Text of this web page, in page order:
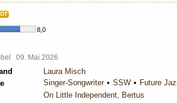
8,0
09. Mai 2026
Laura Misch
Singer-Songwriter SSW Future
On Little Independent, Bertus